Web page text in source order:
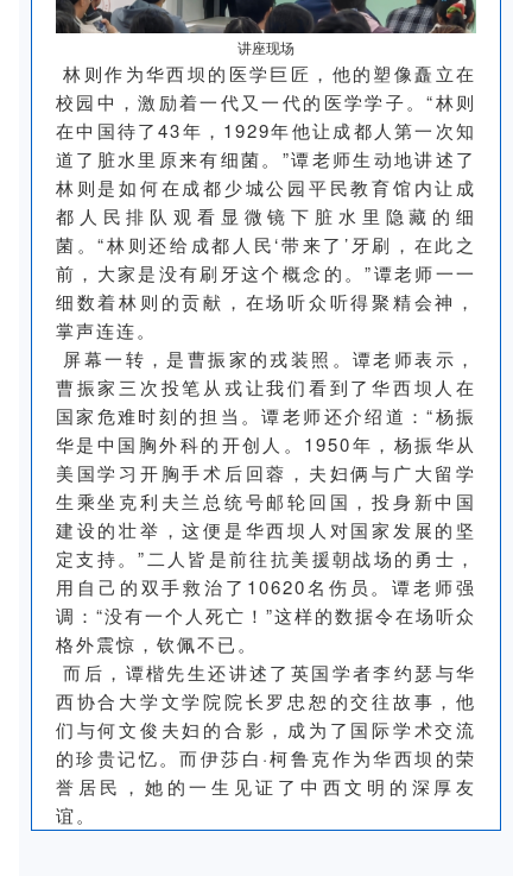
讲座现场
林则作为华西坝的医学巨匠，他的塑像矗立在
校园中，激励着一代又一代的医学学子。“林则
在中国待了43年，1929年他让成都人第一次知
道了脏水里原来有细菌。”谭老师生动地讲述了
林则是如何在成都少城公园平民教育馆内让成
都人民排队观看显微镜下脏水里隐藏的细
菌。“林则还给成都人民‘带来了’牙刷，在此之
前，大家是没有刷牙这个概念的。”谭老师一一
细数着林则的贡献，在场听众听得聚精会神，
掌声连连。
屏幕一转，是曹振家的戎装照。谭老师表示，
曹振家三次投笔从戎让我们看到了华西坝人在
国家危难时刻的担当。谭老师还介绍道：“杨振
华是中国胸外科的开创人。1950年，杨振华从
美国学习开胸手术后回蓉，夫妇俩与广大留学
生乘坐克利夫兰总统号邮轮回国，投身新中国
建设的壮举，这便是华西坝人对国家发展的坚
定支持。”二人皆是前往抗美援朝战场的勇士，
用自己的双手救治了10620名伤员。谭老师强
调：“没有一个人死亡！”这样的数据令在场听众
格外震惊，钦佩不已。
而后，谭楷先生还讲述了英国学者李约瑟与华
西协合大学文学院院长罗忠恕的交往故事，他
们与何文俊夫妇的合影，成为了国际学术交流
的珍贵记忆。而伊莎白·柯鲁克作为华西坝的荣
誉居民，她的一生见证了中西文明的深厚友
谊。